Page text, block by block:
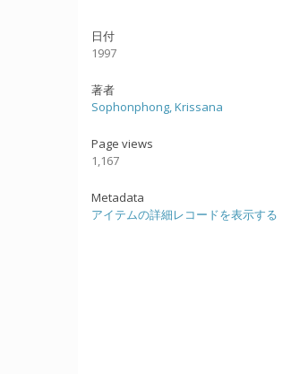
日付
1997
著者
Sophonphong, Krissana
Page views
1,167
Metadata
アイテムの詳細レコードを表示する